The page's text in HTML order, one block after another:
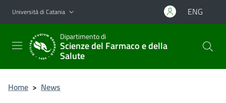
Vai al contenuto principale
Vai al menu di navigazione
Università di Catania ENG
Dipartimento di
Scienze del Farmaco e della
Salute
Home > News